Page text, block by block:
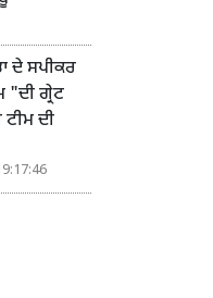
ਦੇ ਸਪੀਕਰ
"ਦੀ ਗ੍ਰੇਟ
ਦੀ